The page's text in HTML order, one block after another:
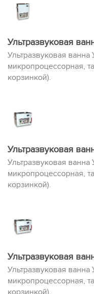
Ультразвуковая
Ультразвуковая
микропроцессорная,
корзинкой).
Ультразвуковая
Ультразвуковая
микропроцессорная,
корзинкой).
Ультразвуковая
Ультразвуковая
микропроцессорная,
корзинкой).